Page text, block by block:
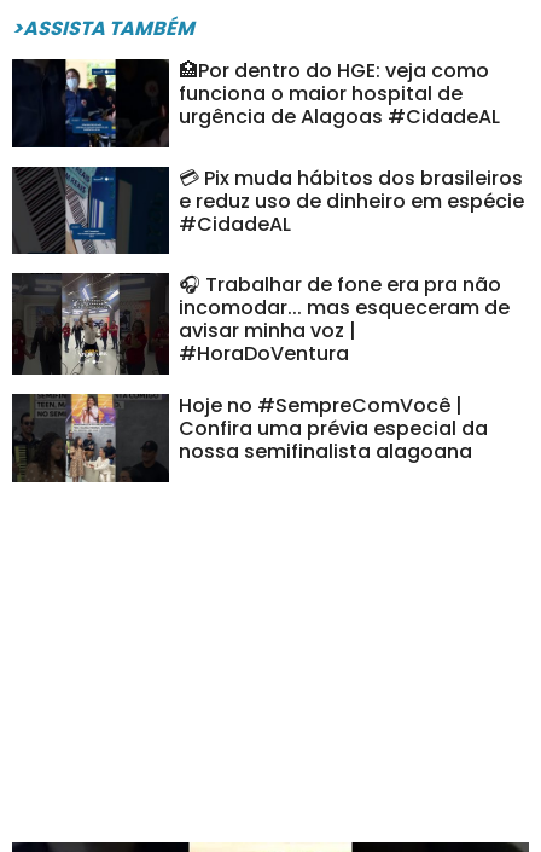
>ASSISTA TAMBÉM
🏥Por dentro do HGE: veja como
funciona o maior hospital de
urgência de Alagoas #CidadeAL
💳 Pix muda hábitos dos brasileiros
e reduz uso de dinheiro em espécie
#CidadeAL
🎧 Trabalhar de fone era pra não
incomodar... mas esqueceram de
avisar minha voz |
#HoraDoVentura
Hoje no #SempreComVocê |
Confira uma prévia especial da
nossa semifinalista alagoana